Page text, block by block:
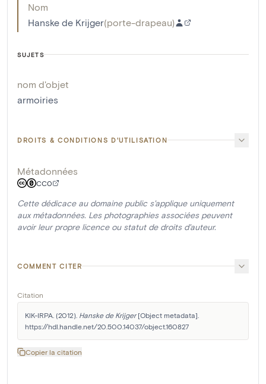
Nom
Hanske de Krijger(porte-drapeau)
SUJETS
nom d'objet
armoiries
DROITS & CONDITIONS D'UTILISATION
Métadonnées
CC0
Cette dédicace au domaine public s'applique uniquement
aux métadonnées. Les photographies associées peuvent
avoir leur propre licence ou statut de droits d'auteur.
COMMENT CITER
Citation
KIK-IRPA. (2012). Hanske de Krijger [Object metadata].
https://hdl.handle.net/20.500.14037/object.160827
Copier la citation